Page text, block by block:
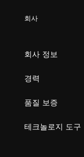
회사
회사 정보
경력
품질 보증
테크놀로지 도구